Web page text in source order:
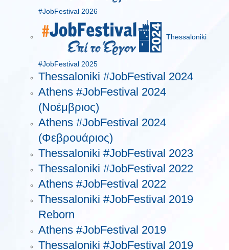
#JobFestival 2026
Thessaloniki
#JobFestival 2025
Thessaloniki #JobFestival 2024
Athens #JobFestival 2024
(Νοέμβριος)
Athens #JobFestival 2024
(Φεβρουάριος)
Thessaloniki #JobFestival 2023
Thessaloniki #JobFestival 2022
Athens #JobFestival 2022
Thessaloniki #JobFestival 2019
Reborn
Athens #JobFestival 2019
Thessaloniki #JobFestival 2019